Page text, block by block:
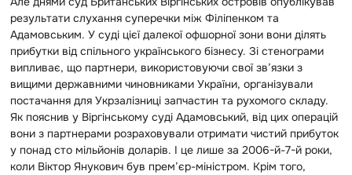
результати слухання суперечки між Філіпенком та
Адамовським. У суді цієї далекої офшорної зони вони ділять
прибутки від спільного українського бізнесу. Зі стенограми
випливає, що партнери, використовуючи свої зв’язки з
вищими державними чиновниками України, організували
постачання для Укрзалізниці запчастин та рухомого складу.
Як пояснив у Віргінському суді Адамовський, від цих операцій
вони з партнерами розраховували отримати чистий прибуток
у понад сто мільйонів доларів. І це лише за 2006-й-7-й роки,
коли Віктор Янукович був прем’єр-міністром. Крім того,